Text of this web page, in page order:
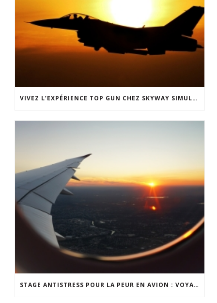
VIVEZ L’EXPÉRIENCE TOP GUN CHEZ SKYWAY SIMULATION
STAGE ANTISTRESS POUR LA PEUR EN AVION : VOYAGEZ SEREINEMENT